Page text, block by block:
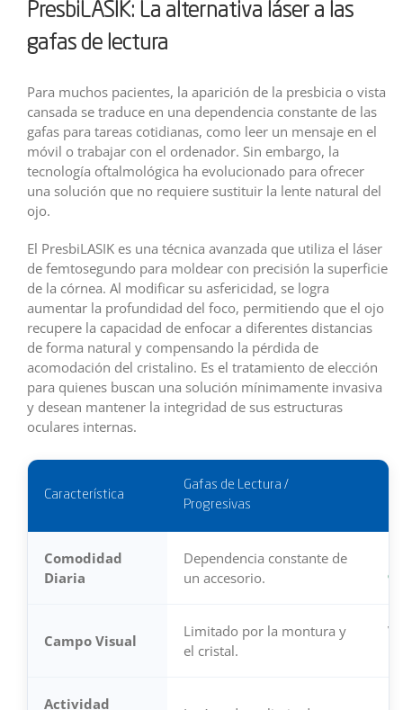
PresbiLASIK: La alternativa láser a las
gafas de lectura
Para muchos pacientes, la aparición de la presbicia o vista
cansada se traduce en una dependencia constante de las
gafas para tareas cotidianas, como leer un mensaje en el
móvil o trabajar con el ordenador. Sin embargo, la
tecnología oftalmológica ha evolucionado para ofrecer
una solución que no requiere sustituir la lente natural del
ojo.
El PresbiLASIK es una técnica avanzada que utiliza el láser
de femtosegundo para moldear con precisión la superficie
de la córnea. Al modificar su asfericidad, se logra
aumentar la profundidad del foco, permitiendo que el ojo
recupere la capacidad de enfocar a diferentes distancias
de forma natural y compensando la pérdida de
acomodación del cristalino. Es el tratamiento de elección
para quienes buscan una solución mínimamente invasiva
y desean mantener la integridad de sus estructuras
oculares internas.
Característica
Gafas de Lectura /
Progresivas
Comodidad
Diaria
Dependencia constante de
un accesorio.
Campo Visual
Limitado por la montura y
el cristal.
Actividad